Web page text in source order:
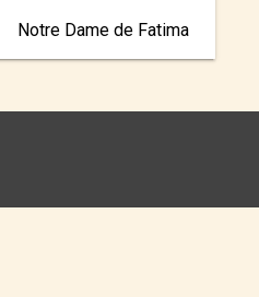
Notre Dame de Fatima